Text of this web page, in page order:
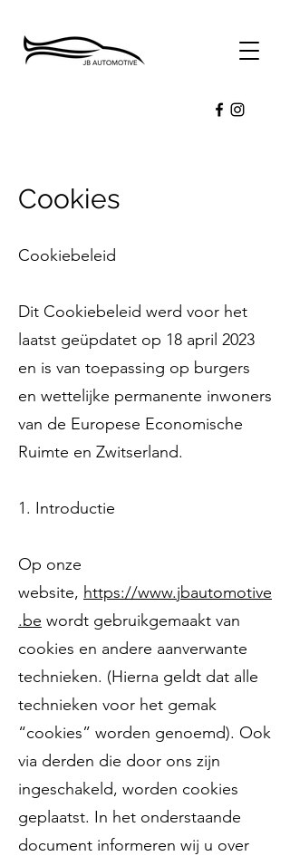
Cookies
Cookiebeleid
Dit Cookiebeleid werd voor het
laatst geüpdatet op 18 april 2023
en is van toepassing op burgers
en wettelijke permanente inwoners
van de Europese Economische
Ruimte en Zwitserland.
1. Introductie
Op onze
website, https://www.jbautomotive
.be wordt gebruikgemaakt van
cookies en andere aanverwante
technieken. (Hierna geldt dat alle
technieken voor het gemak
“cookies” worden genoemd). Ook
via derden die door ons zijn
ingeschakeld, worden cookies
geplaatst. In het onderstaande
document informeren wij u over